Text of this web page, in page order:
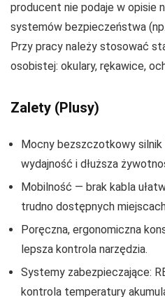
producent nie podaje w opisie
systemów bezpieczeństwa
Przy pracy należy stosować
osobistej: okulary, rękawice,
Zalety (Plusy)
Mocny bezszczotkowy silnik
wydajność i dłuższa
Mobilność — brak kabla
trudno dostępnych
Poręczna, ergonomiczna
lepsza kontrola narzędzia.
Systemy zabezpieczające:
kontrola temperatury